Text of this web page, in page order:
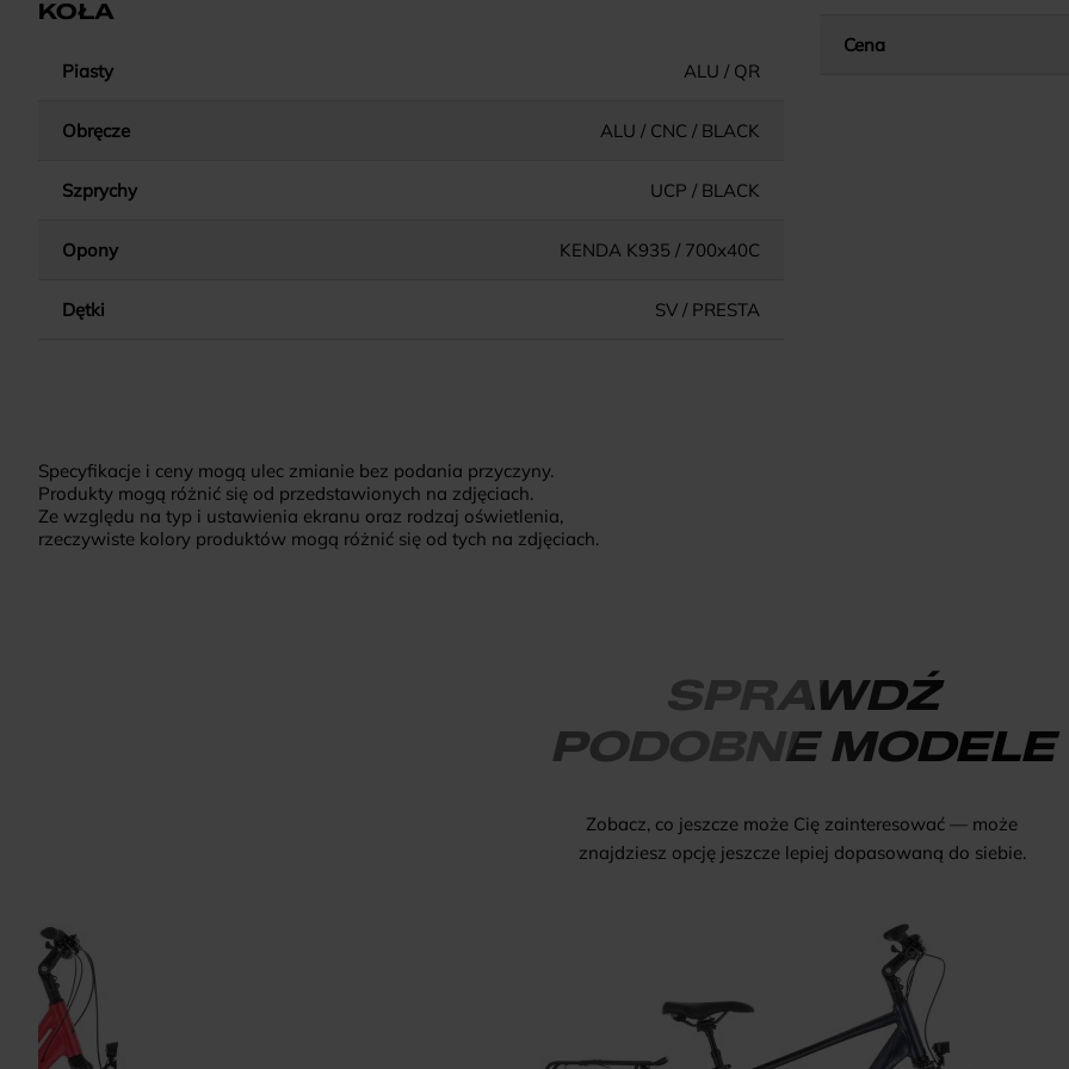
KOŁA
Piasty ALU / QR
Obręcze ALU / CNC / BLACK
Szprychy UCP / BLACK
Opony KENDA K935 / 700x40C
Dętki SV / PRESTA
Cena
Specyfikacje i ceny mogą ulec zmianie bez podania przyczyny.
Produkty mogą różnić się od przedstawionych na zdjęciach.
Ze względu na typ i ustawienia ekranu oraz rodzaj oświetlenia,
rzeczywiste kolory produktów mogą różnić się od tych na zdjęciach.
SPRAWDŹ
PODOBNE MODELE
Zobacz, co jeszcze może Cię zainteresować — może
znajdziesz opcję jeszcze lepiej dopasowaną do siebie.